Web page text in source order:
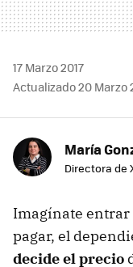
17 Marzo 2017
Actualizado 20 Marzo
María
Directora de
Imagínate entrar
pagar, el
decide el precio